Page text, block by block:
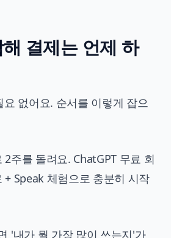
결제는 언제 하
없어요. 순서를 이렇게 잡으
주를 돌려요. ChatGPT 무료 회
+ Speak 체험으로 충분히 시작
'내가 뭘 가장 많이 쓰는지'가